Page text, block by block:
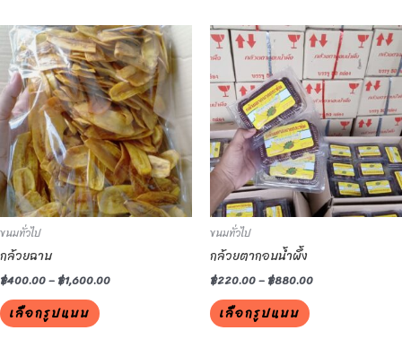
ขนมทั่วไป
กล้วยฉาบ
฿400.00–฿1,600.00
เลือกรูปแบบ
This
product
has
multiple
variants.
The
options
may
be
the
product
page
ขนมทั่วไป
กล้วยตากอบน้ำผึ้ง
฿220.00–฿880.00
เลือกรูปแบบ
This
product
has
multiple
variants.
The
options
may
be
the
product
page